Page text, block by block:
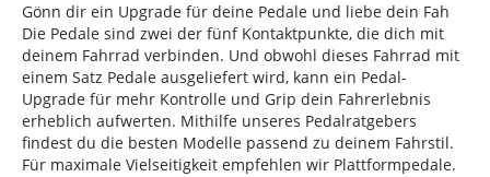
Gönn dir ein Upgrade für deine Pedale und liebe dein Fah
Die Pedale sind zwei der fünf Kontaktpunkte, die dich mit
deinem Fahrrad verbinden. Und obwohl dieses Fahrrad mit
einem Satz Pedale ausgeliefert wird, kann ein Pedal-
Upgrade für mehr Kontrolle und Grip dein Fahrerlebnis
erheblich aufwerten. Mithilfe unseres Pedalratgebers
findest du die besten Modelle passend zu deinem Fahrstil.
Für maximale Vielseitigkeit empfehlen wir Plattformpedale.